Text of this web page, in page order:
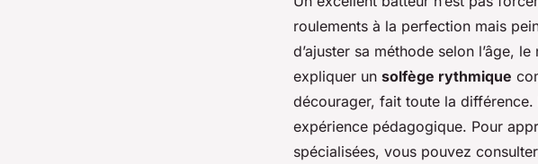
roulements à la perfection mais
d’ajuster sa méthode selon l’âge,
expliquer un solfège rythmique
décourager, fait toute la
expérience pédagogique. Pour
spécialisées, vous pouvez